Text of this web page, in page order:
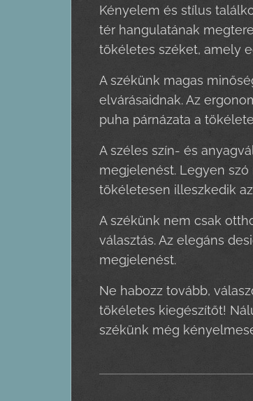
Kényelem és stílus
tér hangulatának
tökéletes széket, amely
A székünk magas
elvárásaidnak. Az
puha párnázata a
A széles szín- és
megjelenést. Legyen
tökéletesen illeszkedik
A székünk nem csak
választás. Az elegáns
megjelenést.
Ne habozz tovább,
tökéletes kiegészítőt!
székünk még